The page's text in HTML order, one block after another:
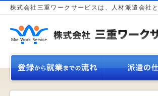
株式会社三重ワークサービスは、人材派遣会社